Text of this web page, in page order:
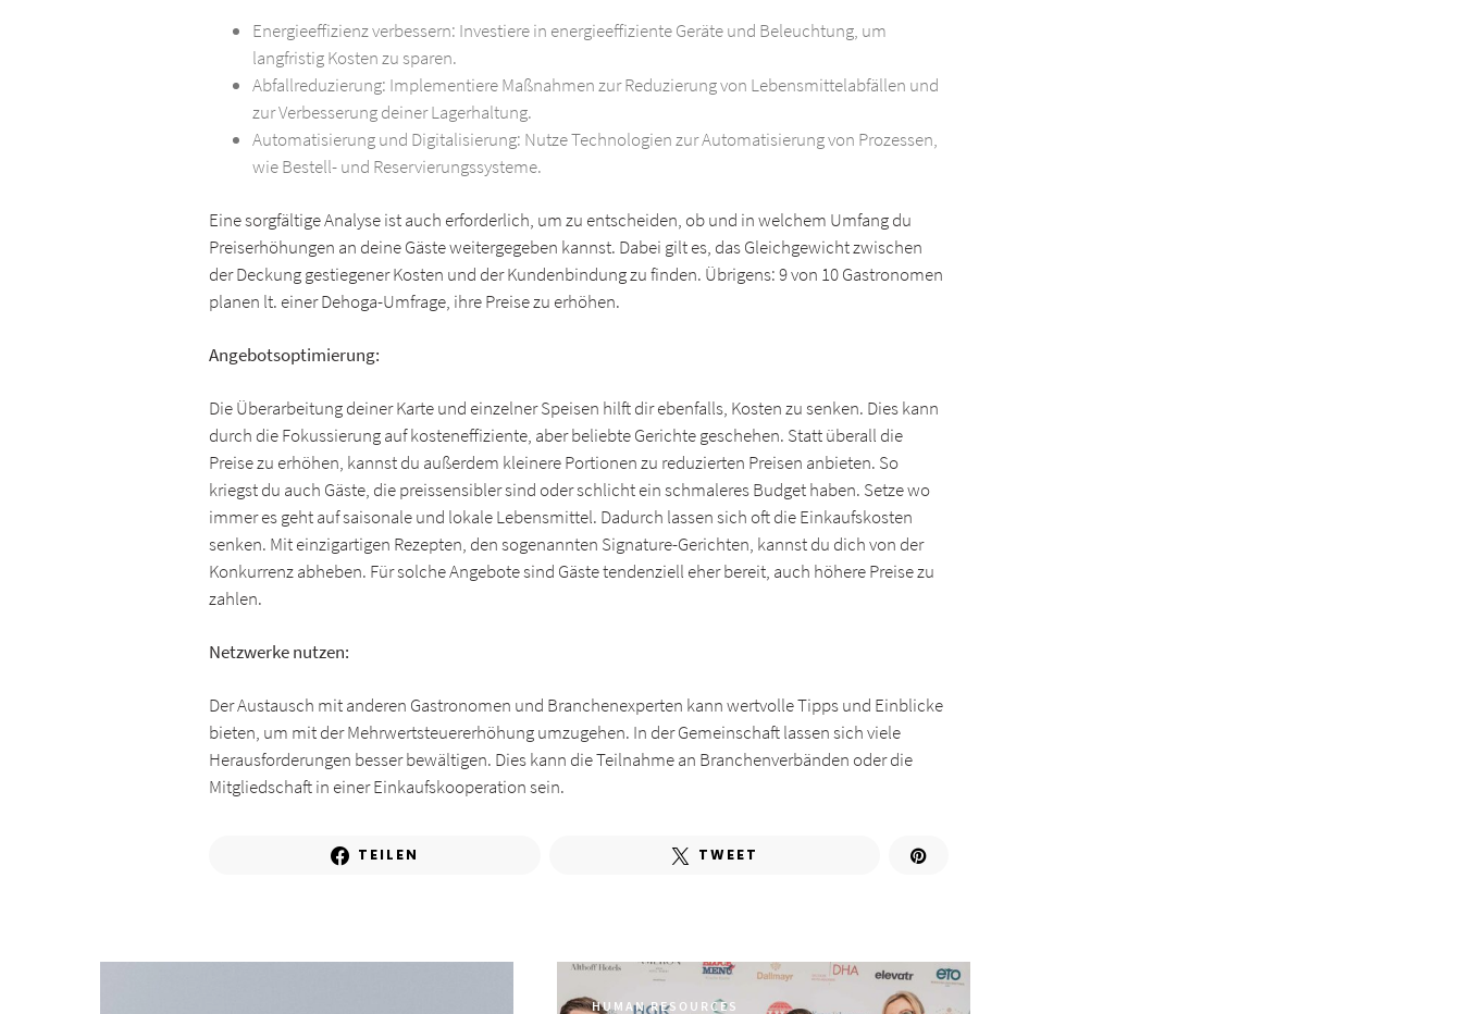
Energieeffizienz verbessern: Investiere in energieeffiziente Geräte und Beleuchtung, um
langfristig Kosten zu sparen.
Abfallreduzierung: Implementiere Maßnahmen zur Reduzierung von Lebensmittelabfällen und
zur Verbesserung deiner Lagerhaltung.
Automatisierung und Digitalisierung: Nutze Technologien zur Automatisierung von Prozessen,
wie Bestell- und Reservierungssysteme.
Eine sorgfältige Analyse ist auch erforderlich, um zu entscheiden, ob und in welchem Umfang du
Preiserhöhungen an deine Gäste weitergegeben kannst. Dabei gilt es, das Gleichgewicht zwischen
der Deckung gestiegener Kosten und der Kundenbindung zu finden. Übrigens: 9 von 10 Gastronomen
planen lt. einer Dehoga-Umfrage, ihre Preise zu erhöhen.
Angebotsoptimierung:
Die Überarbeitung deiner Karte und einzelner Speisen hilft dir ebenfalls, Kosten zu senken. Dies kann
durch die Fokussierung auf kosteneffiziente, aber beliebte Gerichte geschehen. Statt überall die
Preise zu erhöhen, kannst du außerdem kleinere Portionen zu reduzierten Preisen anbieten. So
kriegst du auch Gäste, die preissensibler sind oder schlicht ein schmaleres Budget haben. Setze wo
immer es geht auf saisonale und lokale Lebensmittel. Dadurch lassen sich oft die Einkaufskosten
senken. Mit einzigartigen Rezepten, den sogenannten Signature-Gerichten, kannst du dich von der
Konkurrenz abheben. Für solche Angebote sind Gäste tendenziell eher bereit, auch höhere Preise zu
zahlen.
Netzwerke nutzen:
Der Austausch mit anderen Gastronomen und Branchenexperten kann wertvolle Tipps und Einblicke
bieten, um mit der Mehrwertsteuererhöhung umzugehen. In der Gemeinschaft lassen sich viele
Herausforderungen besser bewältigen. Dies kann die Teilnahme an Branchenverbänden oder die
Mitgliedschaft in einer Einkaufskooperation sein.
TEILEN TWEET
HUMAN RESOURCES